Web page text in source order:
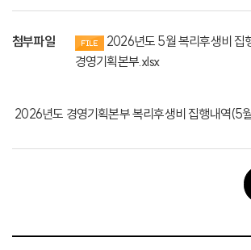
첨부파일
2026년도 5월 복리후생비 집
경영기획본부.xlsx
2026년도 경영기획본부 복리후생비 집행내역(5